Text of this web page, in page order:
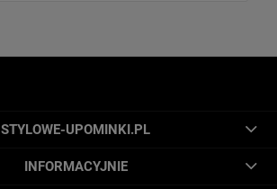
STYLOWE-UPOMINKI.PL
INFORMACYJNIE